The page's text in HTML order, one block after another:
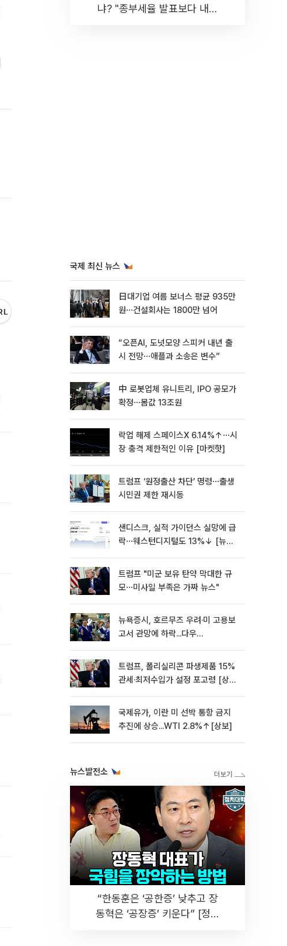
냐? "종부세율 발표보다 내릴
국제 최신 뉴스
日대기업 여름 보너스 평균 935만
원⋯건설회사는 1800만 넘어
“오픈AI, 도넛모양 스피커 내년 출
시 전망⋯애플과 소송은 변수”
中 로봇업체 유니트리, IPO 공모가
확정⋯몸값 13조원
락업 해제 스페이스X 6.14%↑⋯시
장 충격 제한적인 이유 [마켓핫]
트럼프 ‘원정출산 차단’ 명령⋯출생
시민권 제한 재시동
샌디스크, 실적 가이던스 실망에 급
락⋯웨스턴디지털도 13%↓ [뉴욕
트럼프 "미군 보유 탄약 막대한 규
모⋯미사일 부족은 가짜 뉴스"
뉴욕증시, 호르무즈 우려·미 고용보
고서 관망에 하락...다우
트럼프, 폴리실리콘 파생제품 15%
관세·최저수입가 설정 포고령 [상
국제유가, 이란 미 선박 통항 금지
추진에 상승...WTI 2.8%↑[상보]
뉴스발전소
“한동훈은 ‘공한증’ 낮추고 장
동혁은 ‘공장증’ 키운다” [정치